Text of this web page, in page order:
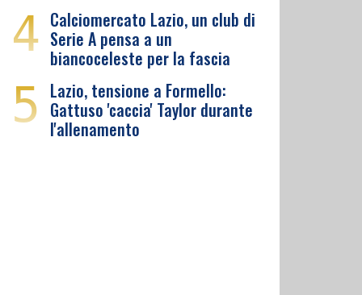
4 Calciomercato Lazio, un club di
Serie A pensa a un
biancoceleste per la fascia
5 Lazio, tensione a Formello:
Gattuso 'caccia' Taylor durante
l'allenamento